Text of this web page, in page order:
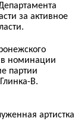
за активное
в номинации
партии
В.
артистка